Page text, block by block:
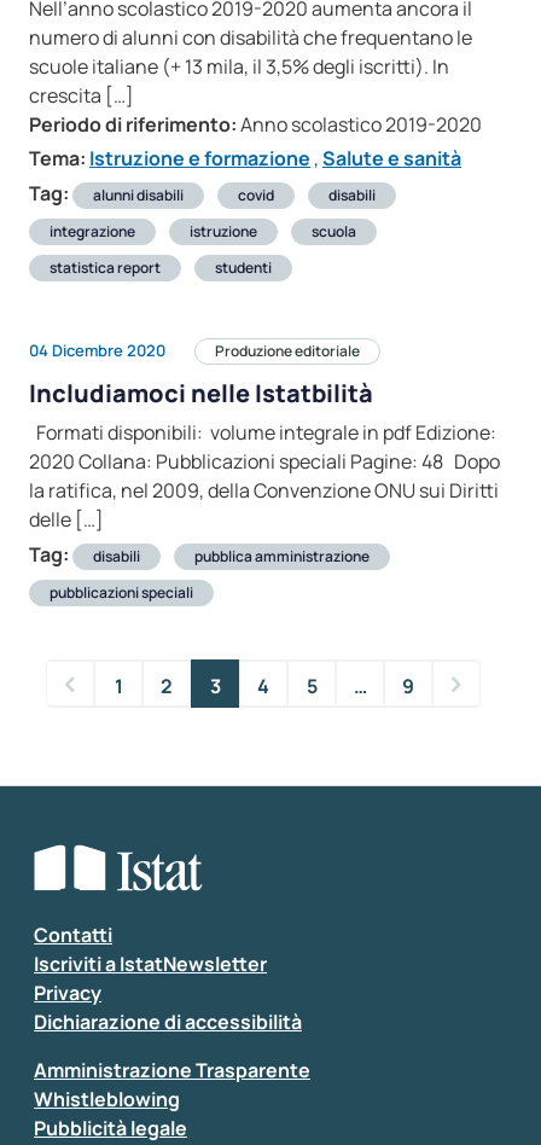
Nell’anno scolastico 2019-2020 aumenta ancora il
numero di alunni con disabilità che frequentano le
scuole italiane (+ 13 mila, il 3,5% degli iscritti). In
crescita […]
Periodo di riferimento:Anno scolastico 2019-2020
Tema: Istruzione e formazione ,Salute e sanità
Tag:
alunni disabili covid
disabili
integrazione
istruzione
scuola
statistica report
studenti
04 Dicembre 2020 Produzione editoriale
Includiamoci nelle Istatbilità
Formati disponibili: volume integrale in pdf Edizione:
2020 Collana: Pubblicazioni speciali Pagine: 48 Dopo
la ratifica, nel 2009, della Convenzione ONU sui Diritti
delle […]
Tag:
disabili
pubblica amministrazione
pubblicazioni speciali
1 2 3 4 5 … 9
Contatti
Iscriviti a IstatNewsletter
Privacy
Dichiarazione di accessibilità
Amministrazione Trasparente
Whistleblowing
Pubblicità legale